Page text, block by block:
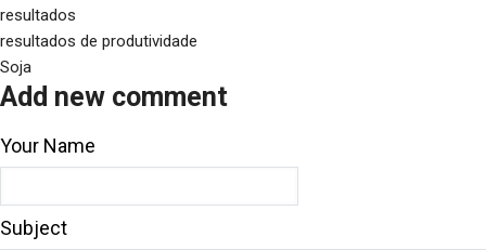
resultados
resultados de produtividade
Soja
Add new comment
Your Name
Subject